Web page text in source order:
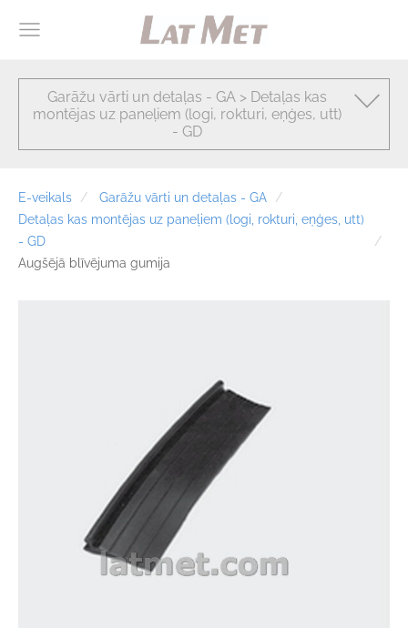
Garāžu vārti un detaļas - GA > Detaļas kas
montējas uz paneļiem (logi, rokturi, eņģes, utt)
- GD
E-veikals
Garāžu vārti un detaļas - GA
Detaļas kas montējas uz paneļiem (logi, rokturi, eņģes, utt)
- GD
Augšējā blīvējuma gumija